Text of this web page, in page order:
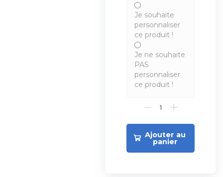
Je souhaite
personnaliser
ce produit !
Je ne souhaite
PAS
personnaliser
ce produit !
Ajouter au
panier